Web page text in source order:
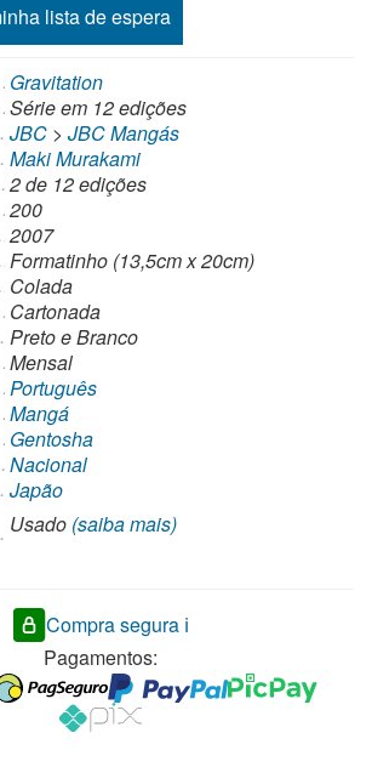
lista de espera
Gravitation
Sérieem 12 edições
JBC > JBC Mangás
Maki Murakami
2 de 12 edições
200
2007
Formatinho (13,5cm x 20cm)
Colada
Cartonada
Preto e Branco
Mensal
Português
Mangá
Gentosha
Nacional
Japão
Usado (saiba mais)
Compra segura ℹ️
Pagamentos: